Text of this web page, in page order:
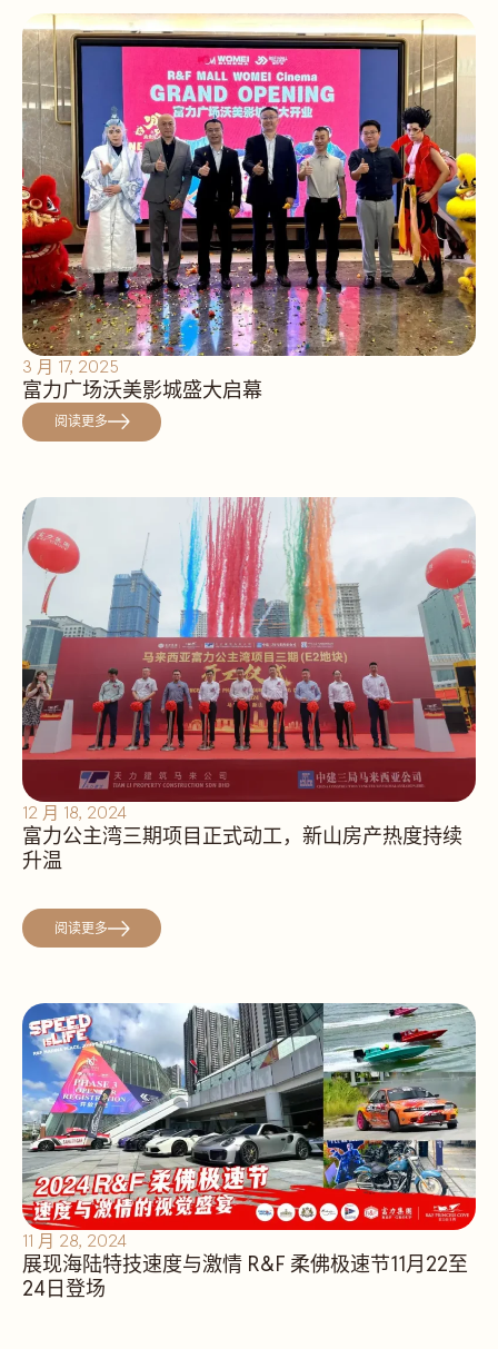
3 月 17, 2025
富力广场沃美影城盛大启幕
阅读更多
12 月 18, 2024
富力公主湾三期项目正式动工，新山房产热度持续
升温
阅读更多
11 月 28, 2024
展现海陆特技速度与激情 R&F 柔佛极速节11月22至
24日登场